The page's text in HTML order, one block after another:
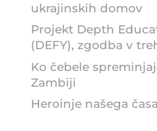
ukrajinskih domov
Projekt Depth
(DEFY), zgodba v
Ko čebele
Zambiji
Heroinje našega časa